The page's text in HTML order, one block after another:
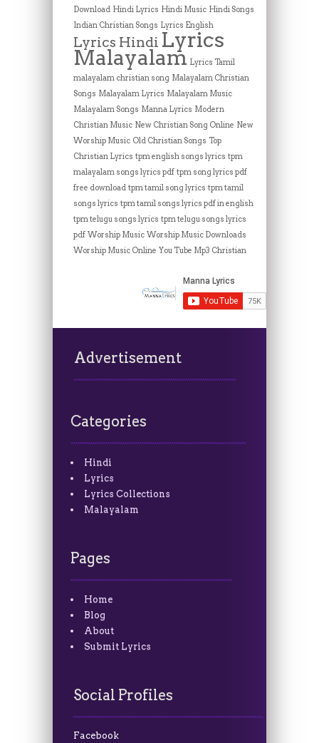
Download Hindi Lyrics Hindi Music Hindi Songs
Indian Christian Songs Lyrics English
Lyrics Hindi Lyrics
Malayalam Lyrics Tamil
malayalam christian song Malayalam Christian
Songs Malayalam Lyrics Malayalam Music
Malayalam Songs Manna Lyrics Modern
Christian Music New Christian Song Online New
Worship Music Old Christian Songs Top
Christian Lyrics tpm english songs lyrics tpm
malayalam songs lyrics pdf tpm song lyrics pdf
free download tpm tamil song lyrics tpm tamil
songs lyrics tpm tamil songs lyrics pdf in english
tpm telugu songs lyrics tpm telugu songs lyrics
pdf Worship Music Worship Music Downloads
Worship Music Online You Tube Mp3 Christian
Advertisement
Categories
Hindi
Lyrics
Lyrics Collections
Malayalam
Pages
Home
Blog
About
Submit Lyrics
Social Profiles
Facebook